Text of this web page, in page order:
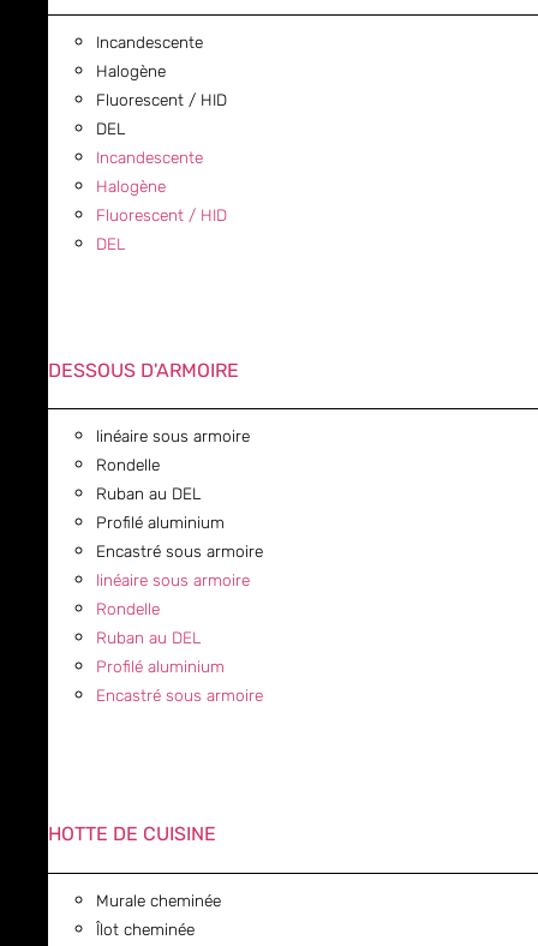
Incandescente
Halogène
Fluorescent / HID
DEL
Incandescente
Halogène
Fluorescent / HID
DEL
DESSOUS D'ARMOIRE
linéaire sous armoire
Rondelle
Ruban au DEL
Profilé aluminium
Encastré sous armoire
linéaire sous armoire
Rondelle
Ruban au DEL
Profilé aluminium
Encastré sous armoire
HOTTE DE CUISINE
Murale cheminée
Îlot cheminée